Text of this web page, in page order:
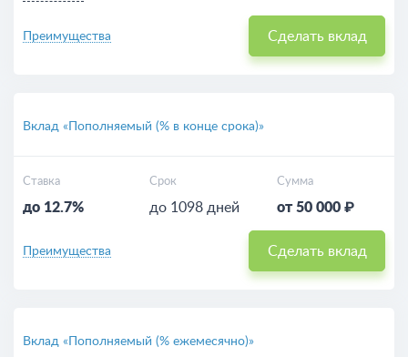
Преимущества Сделать вклад
Вклад «Пополняемый (% в конце срока)»
Ставка
до 12.7%
Срок
до 1098 дней
Сумма
от 50 000 ₽
Преимущества Сделать вклад
Вклад «Пополняемый (% ежемесячно)»